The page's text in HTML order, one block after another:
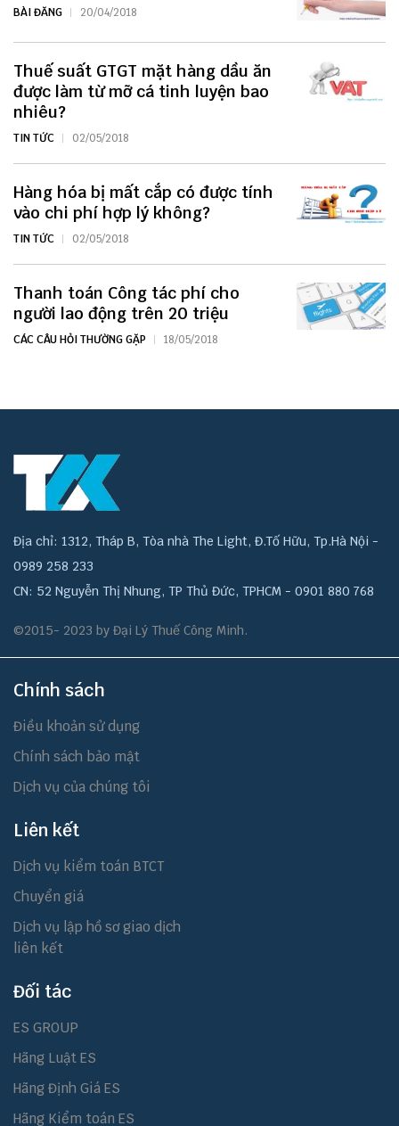
BÀI ĐĂNG 20/04/2018
Thuế suất GTGT mặt hàng dầu ăn
được làm từ mỡ cá tinh luyện bao
nhiêu?
TIN TỨC 02/05/2018
Hàng hóa bị mất cắp có được tính
vào chi phí hợp lý không?
TIN TỨC 02/05/2018
Thanh toán Công tác phí cho
người lao động trên 20 triệu
CÁC CÂU HỎI THƯỜNG GẶP 18/05/2018
Địa chỉ: 1312, Tháp B, Tòa nhà The Light, Đ.Tố Hữu, Tp.Hà Nội -
0989 258 233
CN: 52 Nguyễn Thị Nhung, TP Thủ Đức, TPHCM - 0901 880 768
©2015- 2023 by Đại Lý Thuế Công Minh.
Chính sách
Điều khoản sử dụng
Chính sách bảo mật
Dịch vụ của chúng tôi
Liên kết
Dịch vụ kiểm toán BTCT
Chuyển giá
Dịch vụ lập hồ sơ giao dịch
liên kết
Đối tác
ES GROUP
Hãng Luật ES
Hãng Định Giá ES
Hãng Kiểm toán ES